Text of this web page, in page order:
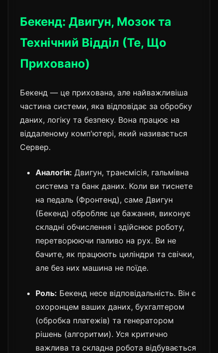
Бекенд: Двигун, Мозок та
Технічний Відділ (Те, Що
Приховано)
Бекенд — це прихована, але найважливіша
частина системи, яка відповідає за обробку
даних, логіку та безпеку. Вона працює на
віддаленому комп'ютері, який називається
Сервер.
Аналогія: Двигун, трансмісія, гальмівна
система та банк даних. Коли ви тиснете
на педаль (Фронтенд), саме Двигун
(Бекенд) обробляє це бажання, виконує
складні обчислення і здійснює роботу,
перетворюючи паливо на рух. Ви не
бачите, як працюють циліндри та свічки,
але без них машина не поїде.
Роль: Бекенд несе відповідальність. Він є
охоронцем ваших даних, бухгалтером
(обробка платежів) та генератором
рішень (алгоритми). Уся критично
важлива та складна робота відбувається